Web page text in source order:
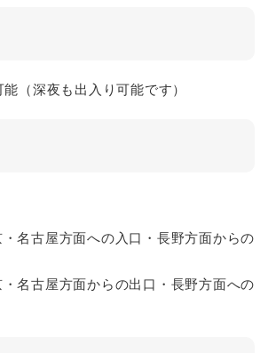
（深夜も出入り可能です）
・名古屋方面への入口・長野方面からの
名古屋方面からの出口・長野方面への